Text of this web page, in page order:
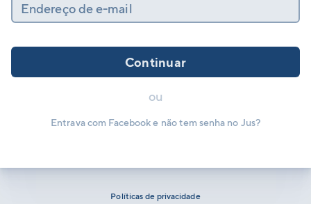
Endereço de e-mail
Continuar
ou
Entrava com Facebook e não tem senha no Jus?
Políticas de privacidade